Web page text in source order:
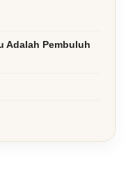
Adalah Pembuluh